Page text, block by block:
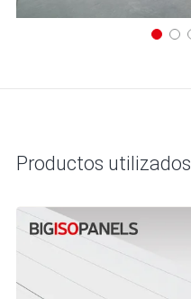
Productos utilizados